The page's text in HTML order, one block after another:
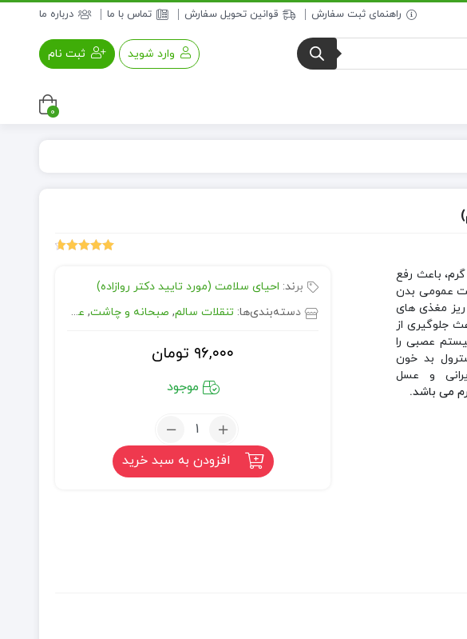
راهنمای ثبت سفارش قوانین تحویل سفارش تماس با ما درباره ما
وارد شوید ثبت نام
0
در
مشتری
باعث رفع
عمومی بدن
ریز مغذی های
جلوگیری از
عصبی را
بد خون
و عسل
برند: احیای سلامت (مورد تایید دکتر روازاده)
دسته‌بندی‌ها: تنقلات سالم, صبحانه و چاشت, عسل و فرآورده های عسلی
۹۶,۰۰۰ تومان
موجود
تعداد:
کنجد
عسلی
(میان
افزودن به سبد خرید